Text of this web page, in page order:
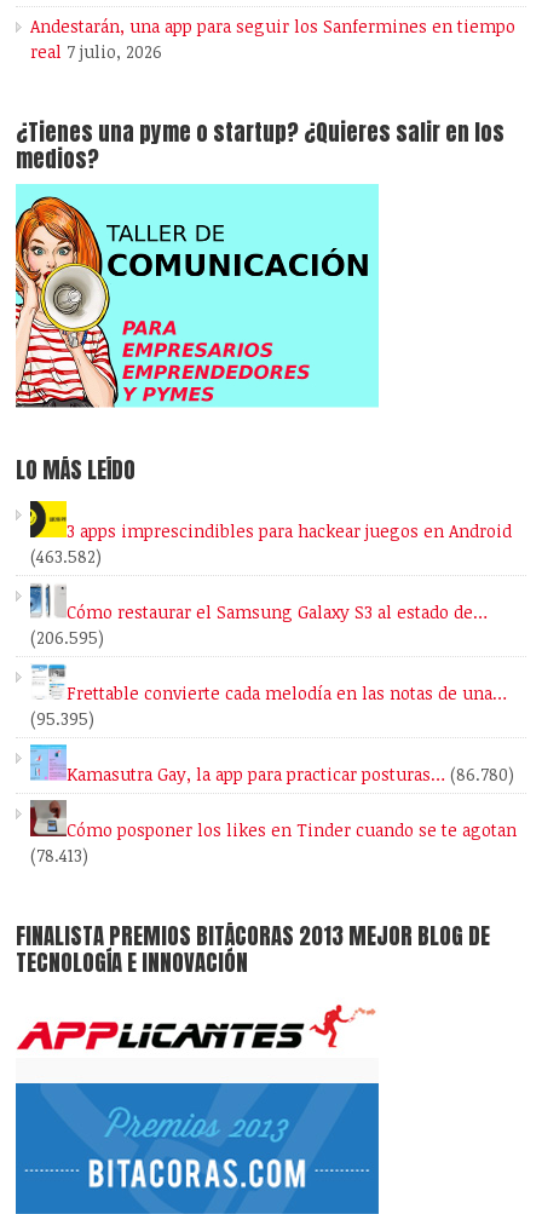
Andestarán, una app para seguir los Sanfermines en tiempo
real 7 julio, 2026
¿Tienes una pyme o startup? ¿Quieres salir en los
medios?
LO MÁS LEÍDO
3 apps imprescindibles para hackear juegos en Android
(463.582)
Cómo restaurar el Samsung Galaxy S3 al estado de…
(206.595)
Frettable convierte cada melodía en las notas de una…
(95.395)
Kamasutra Gay, la app para practicar posturas… (86.780)
Cómo posponer los likes en Tinder cuando se te agotan
(78.413)
FINALISTA PREMIOS BITÁCORAS 2013 MEJOR BLOG DE
TECNOLOGÍA E INNOVACIÓN